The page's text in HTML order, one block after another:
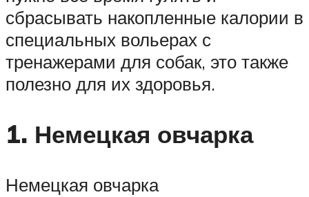
сбрасывать накопленные калории в
специальных вольерах с
тренажерами для собак, это также
полезно для их здоровья.
1. Немецкая овчарка
Немецкая овчарка